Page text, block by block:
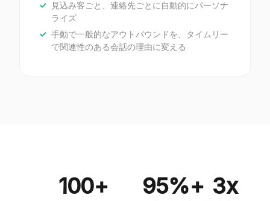
見込み客ごと、連絡先ごとに自動的にパーソナ
ライズ
手動で一般的なアウトバウンドを、タイムリー
で関連性のある会話の理由に変える
100+ 95%+ 3x